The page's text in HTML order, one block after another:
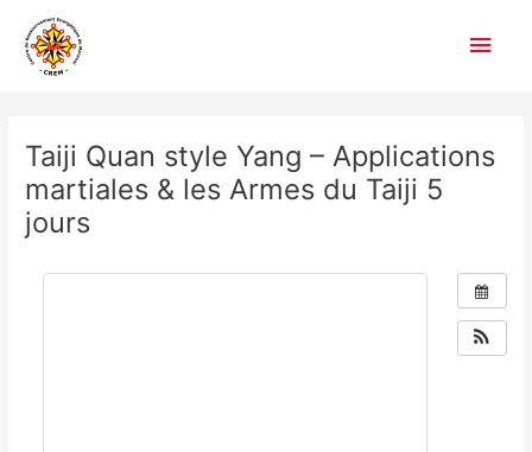
contenu
Taiji Quan style Yang – Applications
martiales & les Armes du Taiji 5
jours
articles